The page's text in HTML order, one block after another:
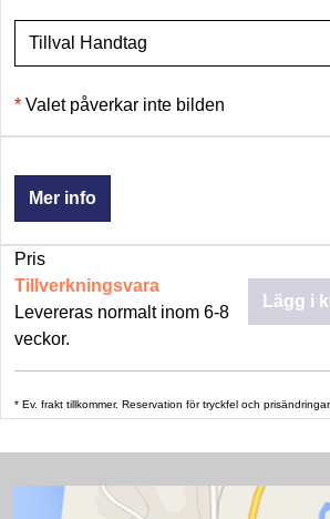
Tillval Handtag
Valet påverkar inte bilden
Mer info
Pris
Tillverkningsvara
Levereras normalt inom 6-8
veckor.
Lägg i
* Ev. frakt tillkommer. Reservation för tryckfel och prisändringar.